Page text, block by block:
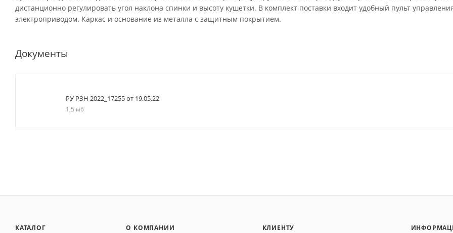
дистанционно регулировать угол наклона спинки и высоту кушетки. В комплект поставки входит удобный пульт
электроприводом. Каркас и основание из металла с защитным покрытием.
Документы
РУ РЗН 2022_17255 от 19.05.22
1,5 мб
КАТАЛОГ О КОМПАНИИ КЛИЕНТУ